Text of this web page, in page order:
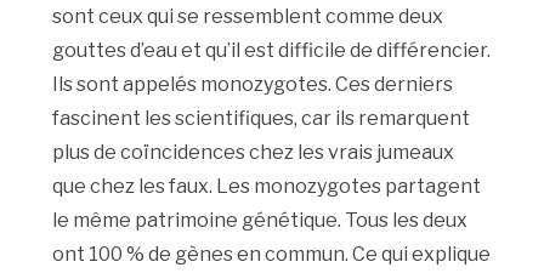
sont ceux qui se ressemblent comme deux
gouttes d’eau et qu’il est difficile de différencier.
Ils sont appelés monozygotes. Ces derniers
fascinent les scientifiques, car ils remarquent
plus de coïncidences chez les vrais jumeaux
que chez les faux. Les monozygotes partagent
le même patrimoine génétique. Tous les deux
ont 100 % de gènes en commun. Ce qui explique